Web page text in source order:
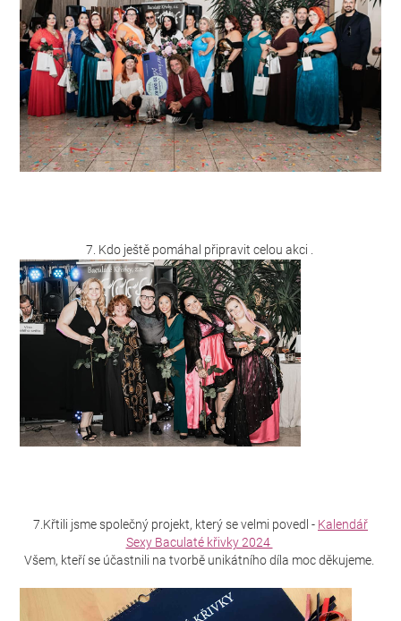
7. Kdo ještě pomáhal připravit celou akci .
7.Křtili jsme společný projekt, který se velmi povedl - Kalendář
Sexy Baculaté křivky 2024
Všem, kteří se účastnili na tvorbě unikátního díla moc děkujeme.